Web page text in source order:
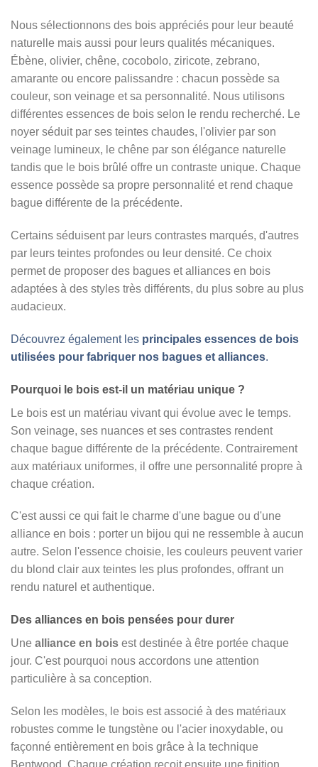
Nous sélectionnons des bois appréciés pour leur beauté
naturelle mais aussi pour leurs qualités mécaniques.
Ébène, olivier, chêne, cocobolo, ziricote, zebrano,
amarante ou encore palissandre : chacun possède sa
couleur, son veinage et sa personnalité. Nous utilisons
différentes essences de bois selon le rendu recherché. Le
noyer séduit par ses teintes chaudes, l'olivier par son
veinage lumineux, le chêne par son élégance naturelle
tandis que le bois brûlé offre un contraste unique. Chaque
essence possède sa propre personnalité et rend chaque
bague différente de la précédente.
Certains séduisent par leurs contrastes marqués, d'autres
par leurs teintes profondes ou leur densité. Ce choix
permet de proposer des bagues et alliances en bois
adaptées à des styles très différents, du plus sobre au plus
audacieux.
Découvrez également les principales essences de bois
utilisées pour fabriquer nos bagues et alliances.
Pourquoi le bois est-il un matériau unique ?
Le bois est un matériau vivant qui évolue avec le temps.
Son veinage, ses nuances et ses contrastes rendent
chaque bague différente de la précédente. Contrairement
aux matériaux uniformes, il offre une personnalité propre à
chaque création.
C'est aussi ce qui fait le charme d'une bague ou d'une
alliance en bois : porter un bijou qui ne ressemble à aucun
autre. Selon l'essence choisie, les couleurs peuvent varier
du blond clair aux teintes les plus profondes, offrant un
rendu naturel et authentique.
Des alliances en bois pensées pour durer
Une alliance en bois est destinée à être portée chaque
jour. C'est pourquoi nous accordons une attention
particulière à sa conception.
Selon les modèles, le bois est associé à des matériaux
robustes comme le tungstène ou l'acier inoxydable, ou
façonné entièrement en bois grâce à la technique
Bentwood. Chaque création reçoit ensuite une finition